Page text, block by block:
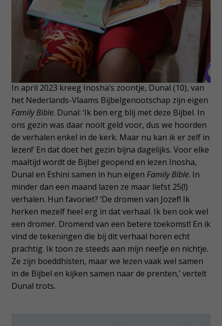
In april 2023 kreeg Inosha’s zoontje, Dunal (10), van
het Nederlands-Vlaams Bijbelgenootschap zijn eigen
Family Bible. Dunal: ‘Ik ben erg blij met deze Bijbel. In
ons gezin was daar nooit geld voor, dus we hoorden
de verhalen enkel in de kerk. Maar nu kan ik er zelf in
lezen!’ En dat doet het gezin bijna dagelijks. Voor elke
maaltijd wordt de Bijbel geopend en lezen Inosha,
Dunal en Eshini samen in hun eigen Family Bible. In
minder dan een maand lazen ze maar liefst 25(!)
verhalen. Hun favoriet? ‘De dromen van Jozef! Ik
herken mezelf heel erg in dat verhaal. Ik ben ook wel
een dromer. Dromend van een betere toekomst! En ik
vind de tekeningen die bij dit verhaal horen echt
prachtig. Ik toon ze steeds aan mijn neefje en nichtje.
Ze zijn boeddhisten, maar we lezen vaak wel samen
in de Bijbel en kijken samen naar de prenten,’ vertelt
Dunal trots.